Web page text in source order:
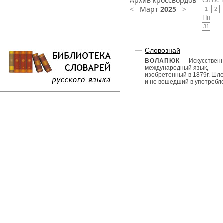
< Март 2025 > 1 2
Пн
31
Словознай
ВОЛАПЮК —
международный язык,
изобретенный в 1879г.
и не вошедший в